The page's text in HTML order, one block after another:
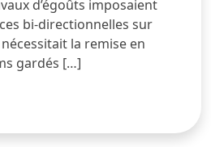
d’égoûts imposaient
bi-directionnelles sur
la remise en
gardés […]